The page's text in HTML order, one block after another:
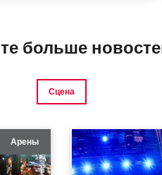
больше
Сцена
Арены